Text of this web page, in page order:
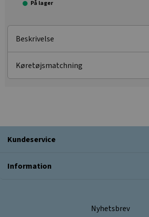
På lager
Beskrivelse
Køretøjsmatchning
Kundeservice
Information
Nyhetsbrev